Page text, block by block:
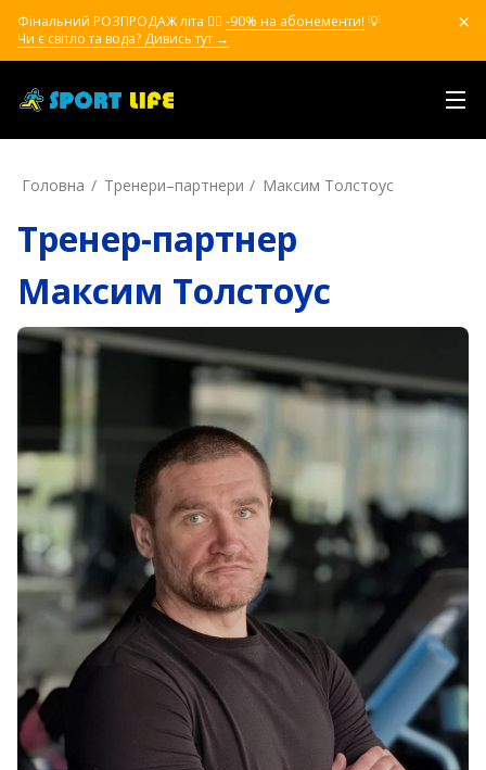
Фінальний РОЗПРОДАЖ літа ❤️‍🔥 -90% на абонементи! 💡
Чи є світло та вода? Дивись тут →
Головна Тренери–партнери Максим Толстоус
Тренер-партнер
Максим Толстоус